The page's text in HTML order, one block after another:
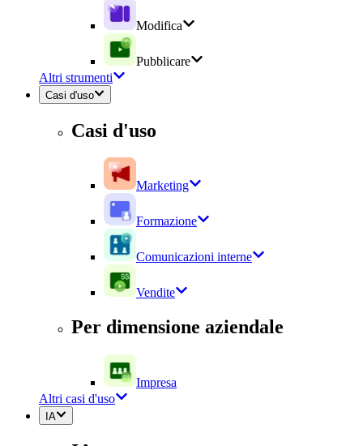
Modifica
Pubblicare
Altri strumenti
Casi d'uso
Casi d'uso
Marketing
Formazione
Comunicazioni interne
Vendite
Per dimensione aziendale
Impresa
Altri casi d'uso
IA